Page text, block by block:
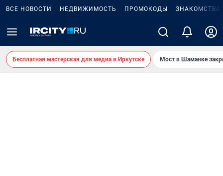
ВСЕ НОВОСТИ НЕДВИЖИМОСТЬ ПРОМОКОДЫ ЗНАКОМСТВА
Бесплатная мастерская для медиа в Иркутске Мост в Шаманке